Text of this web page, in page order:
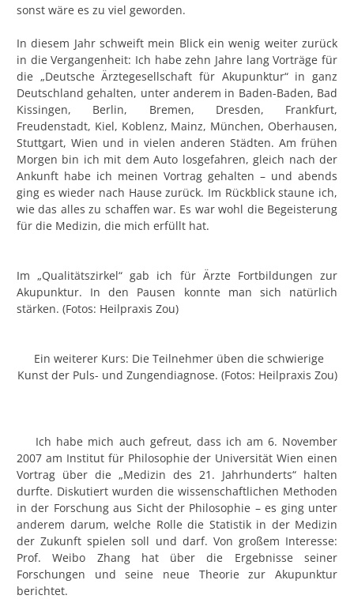
sonst wäre es zu viel geworden.
In diesem Jahr schweift mein Blick ein wenig weiter zurück
in die Vergangenheit: Ich habe zehn Jahre lang Vorträge für
die „Deutsche Ärztegesellschaft für Akupunktur“ in ganz
Deutschland gehalten, unter anderem in Baden-Baden, Bad
Kissingen, Berlin, Bremen, Dresden, Frankfurt,
Freudenstadt, Kiel, Koblenz, Mainz, München, Oberhausen,
Stuttgart, Wien und in vielen anderen Städten. Am frühen
Morgen bin ich mit dem Auto losgefahren, gleich nach der
Ankunft habe ich meinen Vortrag gehalten – und abends
ging es wieder nach Hause zurück. Im Rückblick staune ich,
wie das alles zu schaffen war. Es war wohl die Begeisterung
für die Medizin, die mich erfüllt hat.
Im „Qualitätszirkel“ gab ich für Ärzte Fortbildungen zur
Akupunktur. In den Pausen konnte man sich natürlich
stärken. (Fotos: Heilpraxis Zou)
Ein weiterer Kurs: Die Teilnehmer üben die schwierige
Kunst der Puls- und Zungendiagnose. (Fotos: Heilpraxis Zou)
Ich habe mich auch gefreut, dass ich am 6. November
2007 am Institut für Philosophie der Universität Wien einen
Vortrag über die „Medizin des 21. Jahrhunderts“ halten
durfte. Diskutiert wurden die wissenschaftlichen Methoden
in der Forschung aus Sicht der Philosophie – es ging unter
anderem darum, welche Rolle die Statistik in der Medizin
der Zukunft spielen soll und darf. Von großem Interesse:
Prof. Weibo Zhang hat über die Ergebnisse seiner
Forschungen und seine neue Theorie zur Akupunktur
berichtet.